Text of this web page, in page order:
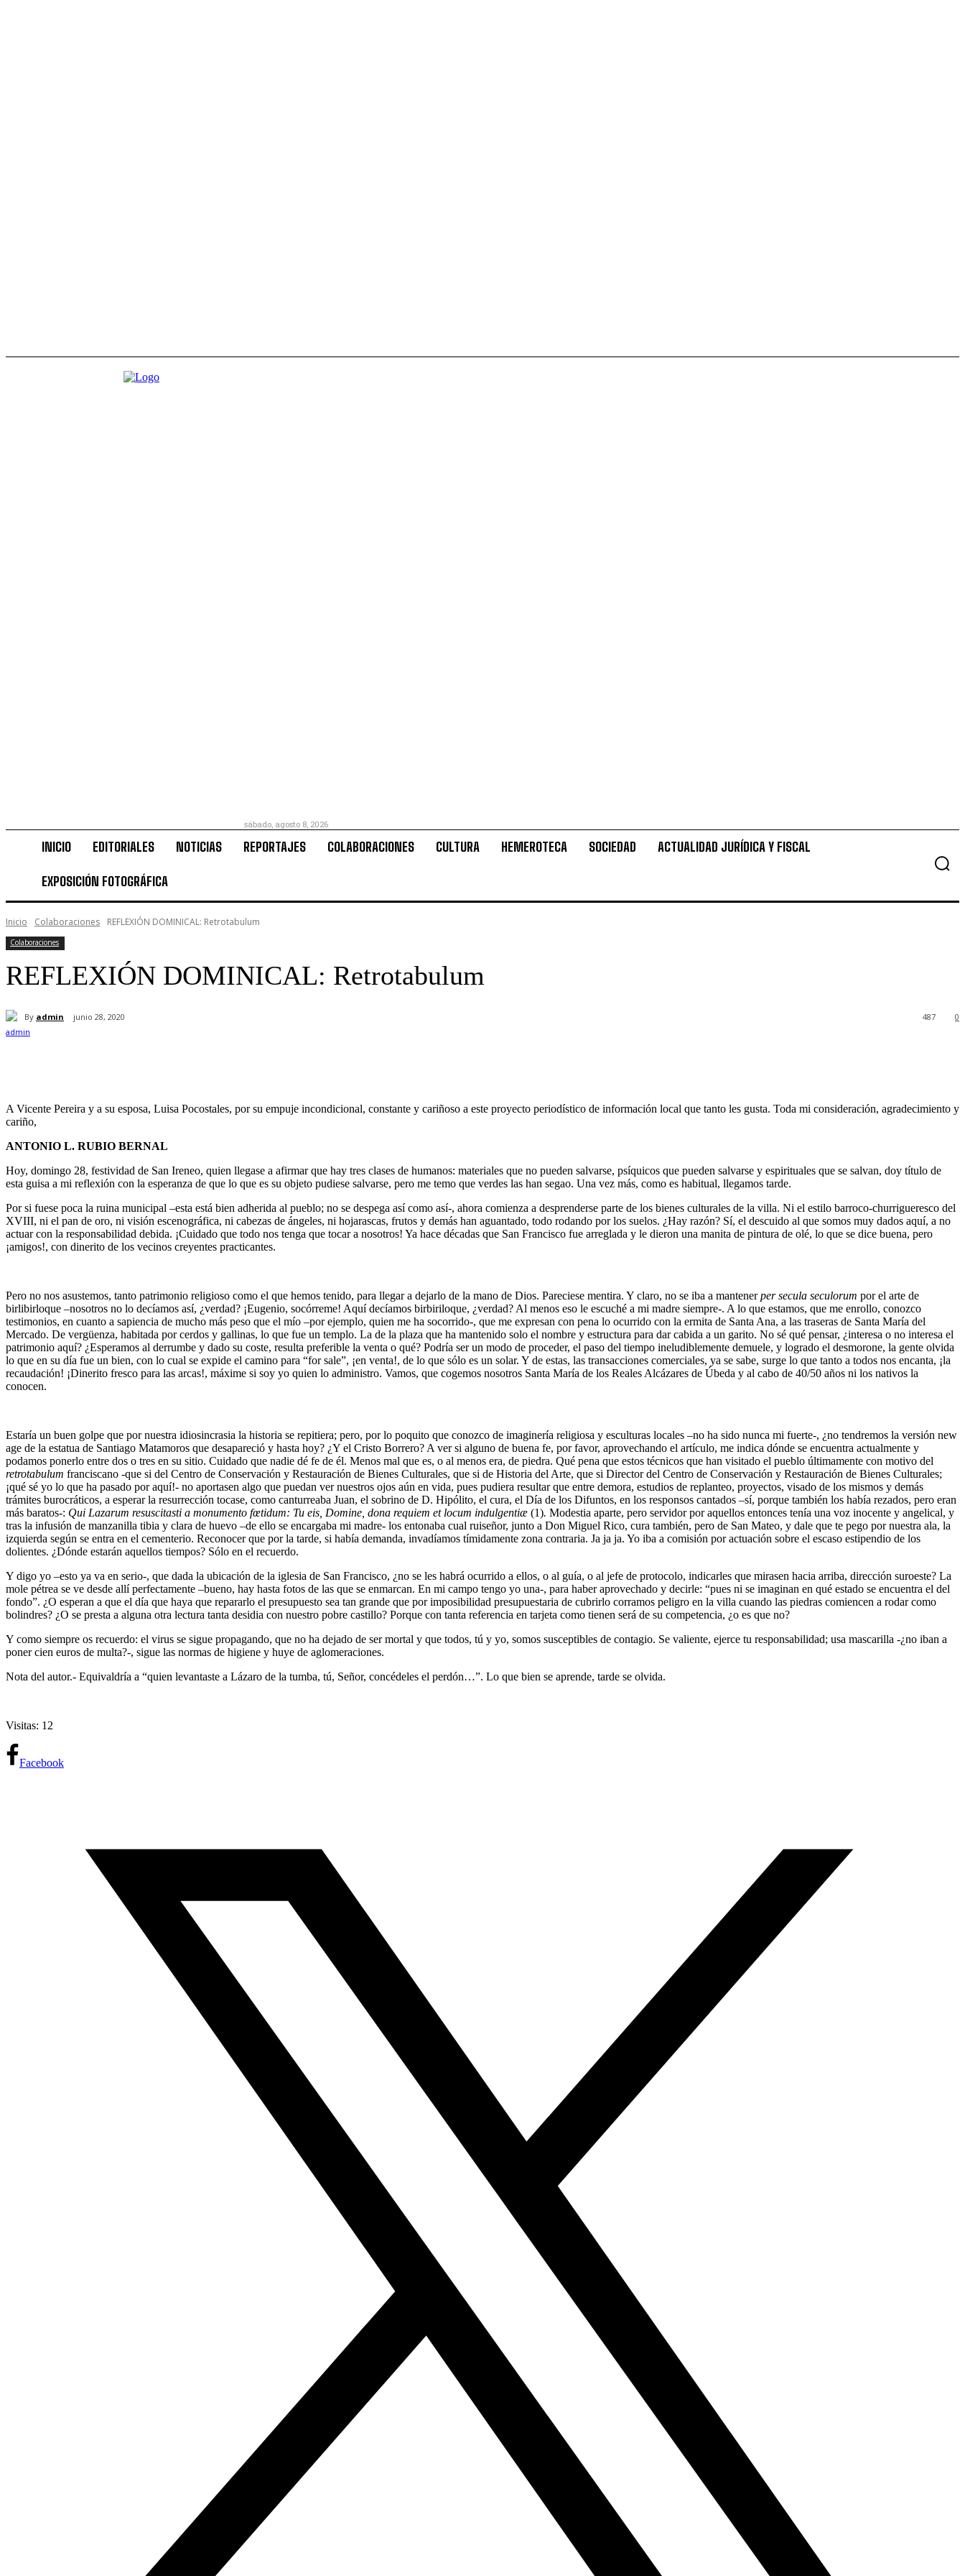
sábado, agosto 8, 2026
INICIO EDITORIALES NOTICIAS REPORTAJES COLABORACIONES CULTURA HEMEROTECA SOCIEDAD ACTUALIDAD JURÍDICA Y FISCAL
EXPOSICIÓN FOTOGRÁFICA
Inicio Colaboraciones REFLEXIÓN DOMINICAL: Retrotabulum
Colaboraciones
REFLEXIÓN DOMINICAL: Retrotabulum
By admin junio 28, 2020 0
487
A Vicente Pereira y a su esposa, Luisa Pocostales, por su empuje incondicional, constante y cariñoso a este proyecto periodístico de información local que tanto les gusta. Toda mi consideración, agradecimiento y
cariño,
ANTONIO L. RUBIO BERNAL
Hoy, domingo 28, festividad de San Ireneo, quien llegase a afirmar que hay tres clases de humanos: materiales que no pueden salvarse, psíquicos que pueden salvarse y espirituales que se salvan, doy título de
esta guisa a mi reflexión con la esperanza de que lo que es su objeto pudiese salvarse, pero me temo que verdes las han segao. Una vez más, como es habitual, llegamos tarde.
Por si fuese poca la ruina municipal –esta está bien adherida al pueblo; no se despega así como así-, ahora comienza a desprenderse parte de los bienes culturales de la villa. Ni el estilo barroco-churrigueresco del
XVIII, ni el pan de oro, ni visión escenográfica, ni cabezas de ángeles, ni hojarascas, frutos y demás han aguantado, todo rodando por los suelos. ¿Hay razón? Sí, el descuido al que somos muy dados aquí, a no
actuar con la responsabilidad debida. ¡Cuidado que todo nos tenga que tocar a nosotros! Ya hace décadas que San Francisco fue arreglada y le dieron una manita de pintura de olé, lo que se dice buena, pero
¡amigos!, con dinerito de los vecinos creyentes practicantes.
Pero no nos asustemos, tanto patrimonio religioso como el que hemos tenido, para llegar a dejarlo de la mano de Dios. Pareciese mentira. Y claro, no se iba a mantenerper secula seculorum por el arte de
birlibirloque –nosotros no lo decíamos así, ¿verdad? ¡Eugenio, socórreme! Aquí decíamos birbiriloque, ¿verdad? Al menos eso le escuché a mi madre siempre-. A lo que estamos, que me enrollo, conozco
testimonios, en cuanto a sapiencia de mucho más peso que el mío –por ejemplo, quien me ha socorrido-, que me expresan con pena lo ocurrido con la ermita de Santa Ana, a las traseras de Santa María del
Mercado. De vergüenza, habitada por cerdos y gallinas, lo que fue un templo. La de la plaza que ha mantenido solo el nombre y estructura para dar cabida a un garito. No sé qué pensar, ¿interesa o no interesa el
patrimonio aquí? ¿Esperamos al derrumbe y dado su coste, resulta preferible la venta o qué? Podría ser un modo de proceder, el paso del tiempo ineludiblemente demuele, y logrado el desmorone, la gente olvida
lo que en su día fue un bien, con lo cual se expide el camino para “for sale”, ¡en venta!, de lo que sólo es un solar. Y de estas, las transacciones comerciales, ya se sabe, surge lo que tanto a todos nos encanta, ¡la
recaudación! ¡Dinerito fresco para las arcas!, máxime si soy yo quien lo administro. Vamos, que cogemos nosotros Santa María de los Reales Alcázares de Úbeda y al cabo de 40/50 años ni los nativos la
conocen.
Estaría un buen golpe que por nuestra idiosincrasia la historia se repitiera; pero, por lo poquito que conozco de imaginería religiosa y esculturas locales –no ha sido nunca mi fuerte-, ¿no tendremos la versión new
age de la estatua de Santiago Matamoros que desapareció y hasta hoy? ¿Y el Cristo Borrero? A ver si alguno de buena fe, por favor, aprovechando el artículo, me indica dónde se encuentra actualmente y
podamos ponerlo entre dos o tres en su sitio. Cuidado que nadie dé fe de él. Menos mal que es, o al menos era, de piedra. Qué pena que estos técnicos que han visitado el pueblo últimamente con motivo del
retrotabulum franciscano -que si del Centro de Conservación y Restauración de Bienes Culturales, que si de Historia del Arte, que si Director del Centro de Conservación y Restauración de Bienes Culturales;
¡qué sé yo lo que ha pasado por aquí!- no aportasen algo que puedan ver nuestros ojos aún en vida, pues pudiera resultar que entre demora, estudios de replanteo, proyectos, visado de los mismos y demás
trámites burocráticos, a esperar la resurrección tocase, como canturreaba Juan, el sobrino de D. Hipólito, el cura, el Día de los Difuntos, en los responsos cantados –sí, porque también los había rezados, pero eran
más baratos-: Qui Lazarum resuscitasti a monumento fœtidum: Tu eis, Domine, dona requiem et locum indulgentiæ (1). Modestia aparte, pero servidor por aquellos entonces tenía una voz inocente y angelical, y
tras la infusión de manzanilla tibia y clara de huevo –de ello se encargaba mi madre- los entonaba cual ruiseñor, junto a Don Miguel Rico, cura también, pero de San Mateo, y dale que te pego por nuestra ala, la
izquierda según se entra en el cementerio. Reconocer que por la tarde, si había demanda, invadíamos tímidamente zona contraria. Ja ja ja. Yo iba a comisión por actuación sobre el escaso estipendio de los
dolientes. ¿Dónde estarán aquellos tiempos? Sólo en el recuerdo.
Y digo yo –esto ya va en serio-, que dada la ubicación de la iglesia de San Francisco, ¿no se les habrá ocurrido a ellos, o al guía, o al jefe de protocolo, indicarles que mirasen hacia arriba, dirección suroeste? La
mole pétrea se ve desde allí perfectamente –bueno, hay hasta fotos de las que se enmarcan. En mi campo tengo yo una-, para haber aprovechado y decirle: “pues ni se imaginan en qué estado se encuentra el del
fondo”. ¿O esperan a que el día que haya que repararlo el presupuesto sea tan grande que por imposibilidad presupuestaria de cubrirlo corramos peligro en la villa cuando las piedras comiencen a rodar como
bolindres? ¿O se presta a alguna otra lectura tanta desidia con nuestro pobre castillo? Porque con tanta referencia en tarjeta como tienen será de su competencia, ¿o es que no?
Y como siempre os recuerdo: el virus se sigue propagando, que no ha dejado de ser mortal y que todos, tú y yo, somos susceptibles de contagio. Se valiente, ejerce tu responsabilidad; usa mascarilla -¿no iban a
poner cien euros de multa?-, sigue las normas de higiene y huye de aglomeraciones.
Nota del autor.- Equivaldría a “quien levantaste a Lázaro de la tumba, tú, Señor, concédeles el perdón…”. Lo que bien se aprende, tarde se olvida.
Visitas: 12
Facebook